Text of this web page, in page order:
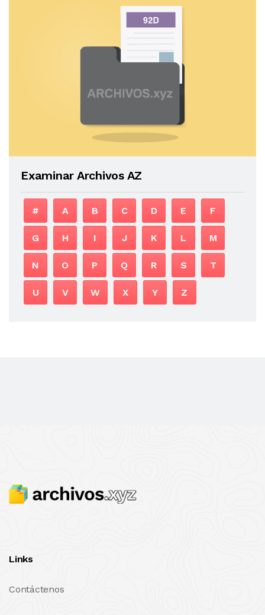
Examinar Archivos AZ
# A B C D E F
G H I J K L M
N O P Q R S T
U V W X Y Z
Links
Contáctenos